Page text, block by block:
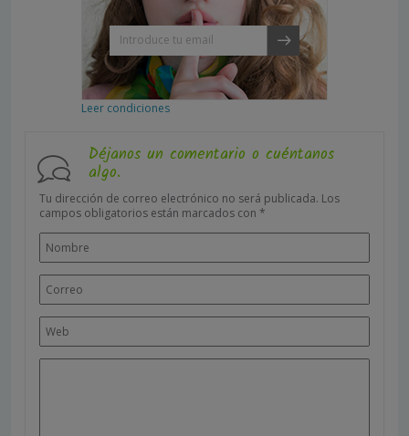
Leer condiciones
Déjanos un comentario o cuéntanos
algo.
Tu dirección de correo electrónico no será publicada. Los
campos obligatorios están marcados con *